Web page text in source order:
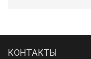
КОНТАКТЫ